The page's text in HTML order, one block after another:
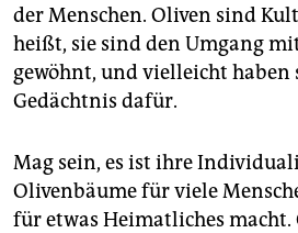
der Menschen. Oliven sind
heißt, sie sind den Umgang
gewöhnt, und vielleicht haben
Gedächtnis dafür.
Mag sein, es ist ihre
Olivenbäume für viele
für etwas Heimatliches macht.